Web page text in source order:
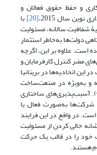
و حفظ حقوق فعالان و
سال 2015، [20] با
شفافیت سالانه، مسئولیت
دولت‌ها به‌خاطر استثمار
است. علاوه بر این، اگرچه
مضر کنترل کارفرمایان و
اتحادیه‌‌‌ها در بریتانیا
کاهش یافته و به‌ویژه در صنعت‌ساخت‌
چندان چشم گیر نبوده است (CIOB, 2018). آسیب‌پذیری‌های ساختاری
شرکت‌ها به‌صورت فعال یا
در واقع در این فرایند
خالی کردن از مسئولیت
خود را در قالب یک حرکت
هستند.